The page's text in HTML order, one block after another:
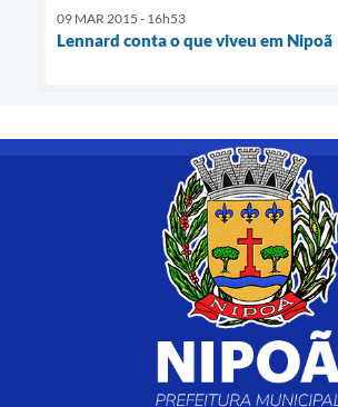
09 MAR 2015 - 16h53
Lennard conta o que viveu em Nipoã